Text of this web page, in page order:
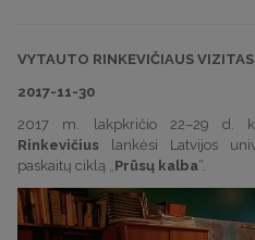
VYTAUTO RINKEVIČIAUS VIZITAS
2017-11-30
2017 m. lakpkričio 22–29 d.
Rinkevičius lankėsi Latvijos
paskaitų ciklą „Prūsų kalba“.